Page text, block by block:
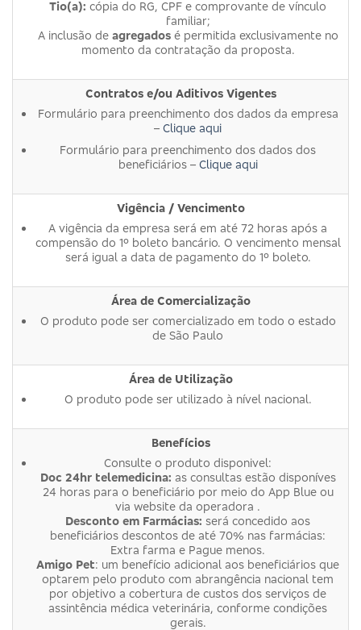
Tio(a): cópia do RG, CPF e comprovante de vínculo
familiar;
A inclusão de agregadosé permitida exclusivamente no
momento da contratação da proposta.
Contratos e/ou Aditivos Vigentes
Formulário para preenchimento dos dados da empresa
–Clique aqui
Formulário para preenchimento dos dados dos
beneficiários – Clique aqui
Vigência / Vencimento
A vigência da empresa será em até 72 horas após a
compensão do 1º boleto bancário. O vencimento mensal
será igual a data de pagamento do 1º boleto.
Área de Comercialização
O produto pode ser comercializado em todo o estado
de São Paulo
Área de Utilização
O produto pode ser utilizado à nível nacional.
Benefícios
Consulte o produto disponivel:
Doc 24hr telemedicina: as consultas estão disponíves
24 horas para o beneficiário por meio do App Blue ou
via website da operadora .
Desconto em Farmácias:será concedido aos
beneficiários descontos de até 70% nas farmácias:
Extra farma e Pague menos.
Amigo Pet: um benefício adicional aos beneficiários que
optarem pelo produto com abrangência nacional tem
por objetivo a cobertura de custos dos serviços de
assintência médica veterinária, conforme condições
gerais.